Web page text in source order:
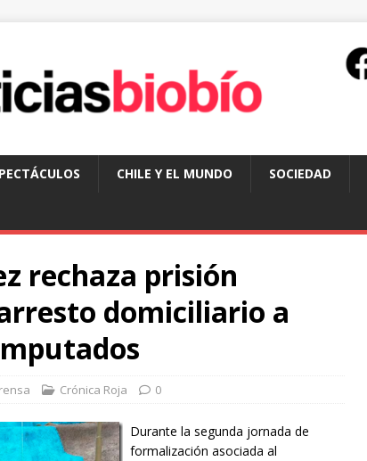
CHILE Y EL MUNDO SOCIEDAD
rechaza prisión
domiciliario a
Crónica Roja 0
Durante la segunda jornada de
formalización asociada al